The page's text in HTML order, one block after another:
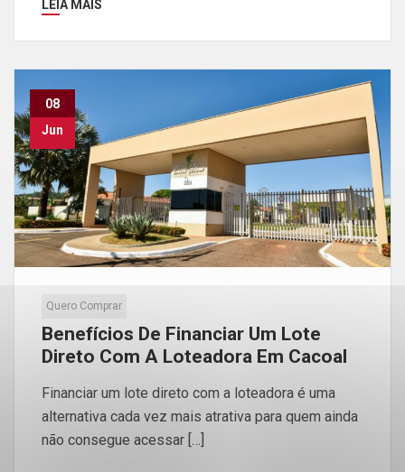
LEIA MAIS
08
Jun
Quero Comprar
Benefícios De Financiar Um Lote
Direto Com A Loteadora Em Cacoal
Financiar um lote direto com a loteadora é uma
alternativa cada vez mais atrativa para quem ainda
não consegue acessar […]